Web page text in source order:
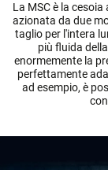
La MSC è la
azionata da due
taglio per l'intera
più fluida
enormemente la
perfettamente
ad esempio, è